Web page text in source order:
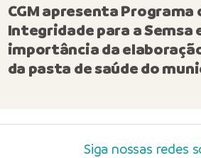
CGM apresenta Programa
Integridade para a Semsa
importância da
da pasta de saúde do
Siga nossas redes